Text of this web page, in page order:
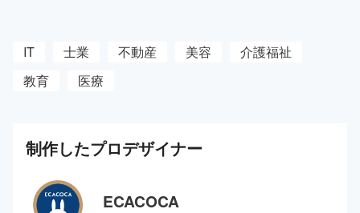
IT 士業 不動産 美容
介護福祉
教育
医療
制作したプロデザイナー
ECACOCA